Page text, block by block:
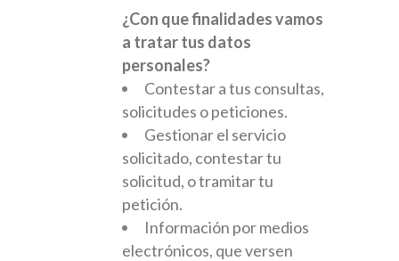
¿Con que finalidades vamos
a tratar tus datos
personales?
Contestar a tus consultas,
solicitudes o peticiones.
Gestionar el servicio
solicitado, contestar tu
solicitud, o tramitar tu
petición.
Información por medios
electrónicos, que versen